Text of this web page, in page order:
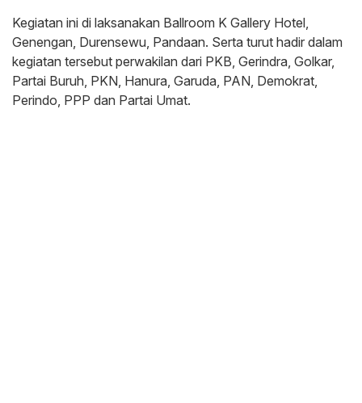
Kegiatan ini di laksanakan Ballroom K Gallery Hotel,
Genengan, Durensewu, Pandaan. Serta turut hadir dalam
kegiatan tersebut perwakilan dari PKB, Gerindra, Golkar,
Partai Buruh, PKN, Hanura, Garuda, PAN, Demokrat,
Perindo, PPP dan Partai Umat.